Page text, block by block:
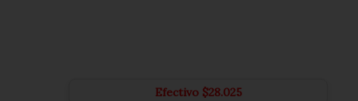
Efectivo $28.025